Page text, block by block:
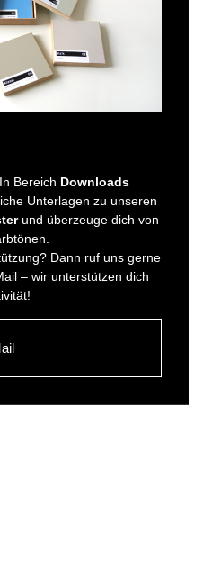
Bereich Downloads
Unterlagen zu unseren
und überzeuge dich von
Dann ruf uns gerne
– wir unterstützen dich